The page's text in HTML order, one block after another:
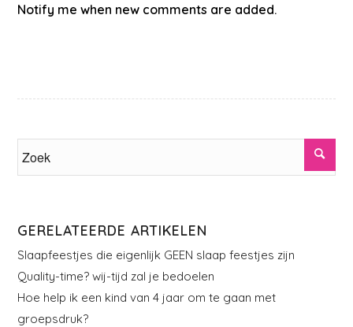
Notify me when new comments are added.
GERELATEERDE ARTIKELEN
Slaapfeestjes die eigenlijk GEEN slaap feestjes zijn
Quality-time? wij-tijd zal je bedoelen
Hoe help ik een kind van 4 jaar om te gaan met
groepsdruk?